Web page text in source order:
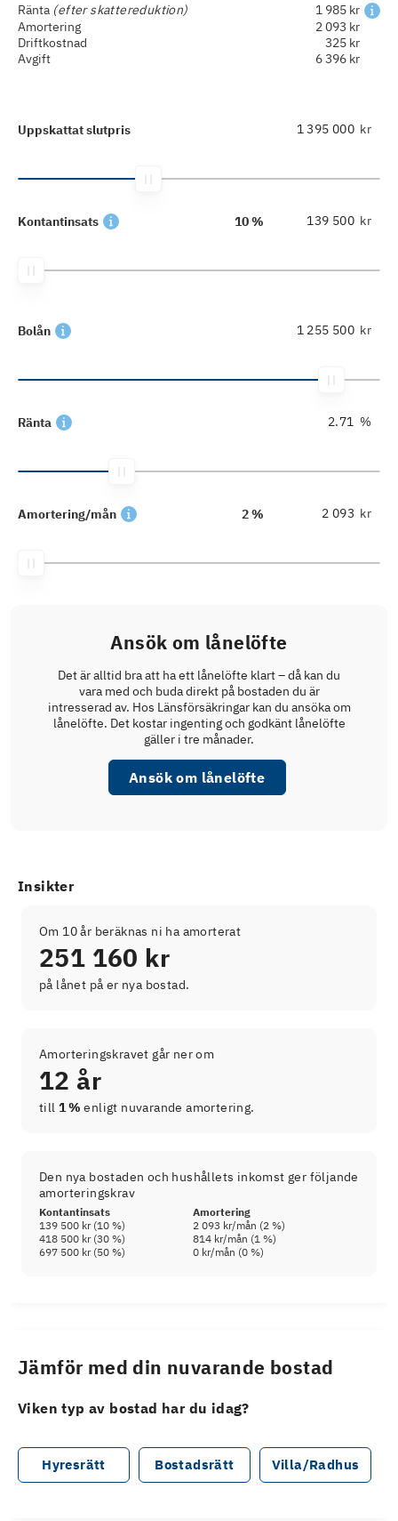
Ränta (efter skattereduktion)
1 985 kr
Amortering
2 093 kr
Driftkostnad
325 kr
Avgift
6 396 kr
Uppskattat slutpris kr
Kontantinsats 10 % kr
Bolån kr
Ränta %
Amortering/mån 2 % kr
Ansök om lånelöfte
Det är alltid bra att ha ett lånelöfte klart – då kan du
vara med och buda direkt på bostaden du är
intresserad av. Hos Länsförsäkringar kan du ansöka om
lånelöfte. Det kostar ingenting och godkänt lånelöfte
gäller i tre månader.
Ansök om lånelöfte
Insikter
Om 10 år beräknas ni ha amorterat
251 160 kr
på lånet på er nya bostad.
Amorteringskravet går ner om
12 år
till 1 % enligt nuvarande amortering.
Den nya bostaden och hushållets inkomst ger följande
amorteringskrav
Kontantinsats
Amortering
139 500 kr(10 %) 2 093 kr/mån (2 %)
418 500 kr(30 %) 814 kr/mån (1 %)
697 500 kr(50 %) 0 kr/mån (0 %)
Jämför med din nuvarande bostad
Viken typ av bostad har du idag?
Hyresrätt Bostadsrätt Villa/Radhus